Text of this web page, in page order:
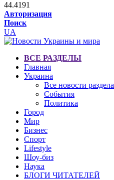
44.4191
Авторизация
Поиск
UA
ВСЕ РАЗДЕЛЫ
Главная
Украина
Все новости раздела
События
Политика
Город
Мир
Бизнес
Спорт
Lifestyle
Шоу-биз
Наука
БЛОГИ ЧИТАТЕЛЕЙ